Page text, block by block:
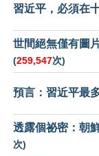
習近平，必須在
世間絕無僅有圖
(259,547次)
預言：習近平最
透露個祕密：朝
次)